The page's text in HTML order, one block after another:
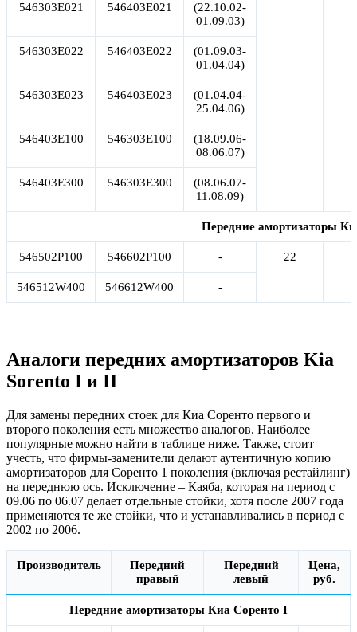
546303E021 546403E021
(22.10.02-
01.09.03)
546303E022 546403E022
(01.09.03-
01.04.04)
546303E023 546403E023
(01.04.04-
25.04.06)
546403E100 546303E100
(18.09.06-
08.06.07)
546403E300 546303E300
(08.06.07-
11.08.09)
Передние амортизаторы
546502P100 546602P100 - 22
546512W400 546612W400 -
Аналоги передних амортизаторов Kia
Sorento I и II
Для замены передних стоек для Киа Соренто первого и
второго поколения есть множество аналогов. Наиболее
популярные можно найти в таблице ниже. Также, стоит
учесть, что фирмы-заменители делают аутентичную копию
амортизаторов для Соренто 1 поколения (включая рестайлинг)
на переднюю ось. Исключение – Каяба, которая на период с
09.06 по 06.07 делает отдельные стойки, хотя после 2007 года
применяются те же стойки, что и устанавливались в период с
2002 по 2006.
Производитель
Передний
правый
Передний
левый
Цена,
руб.
Передние амортизаторы Киа Соренто I